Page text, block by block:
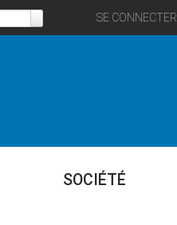
SE CONNECTER
SOCIÉTÉ